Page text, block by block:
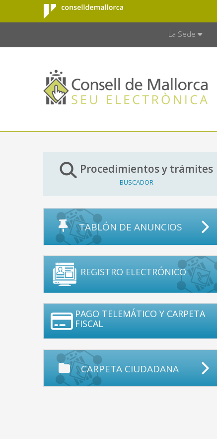
Saltar al contenido principal
Consell de
Mallorca
La Sede
Procedimientos y trámites
BUSCADOR
TABLÓN DE ANUNCIOS
REGISTRO ELECTRÓNICO
PAGO TELEMÁTICO Y CARPETA
FISCAL
CARPETA CIUDADANA